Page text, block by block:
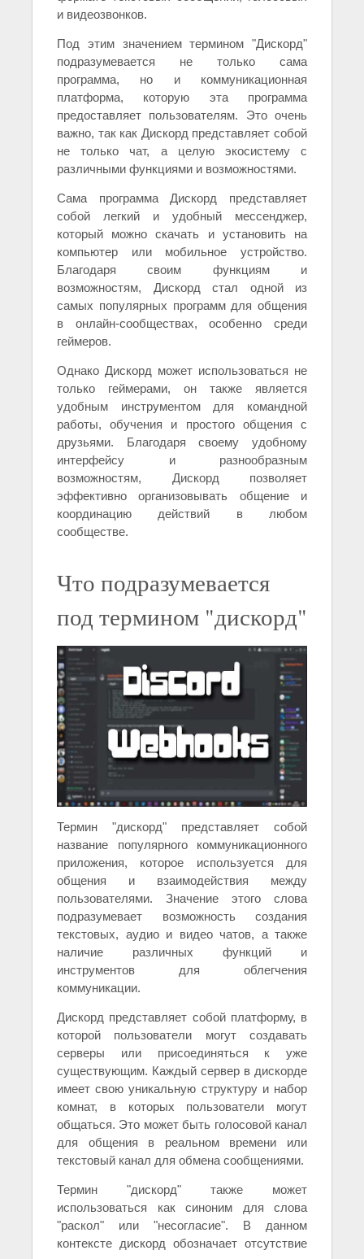
и видеозвонков.
Под этим значением термином "Дискорд"
подразумевается не только сама
программа, но и коммуникационная
платформа, которую эта программа
предоставляет пользователям. Это очень
важно, так как Дискорд представляет собой
не только чат, а целую экосистему с
различными функциями и возможностями.
Сама программа Дискорд представляет
собой легкий и удобный мессенджер,
который можно скачать и установить на
компьютер или мобильное устройство.
Благодаря своим функциям и
возможностям, Дискорд стал одной из
самых популярных программ для общения
в онлайн-сообществах, особенно среди
геймеров.
Однако Дискорд может использоваться не
только геймерами, он также является
удобным инструментом для командной
работы, обучения и простого общения с
друзьями. Благодаря своему удобному
интерфейсу и разнообразным
возможностям, Дискорд позволяет
эффективно организовывать общение и
координацию действий в любом
сообществе.
Что подразумевается
под термином "дискорд"
Термин "дискорд" представляет собой
название популярного коммуникационного
приложения, которое используется для
общения и взаимодействия между
пользователями. Значение этого слова
подразумевает возможность создания
текстовых, аудио и видео чатов, а также
наличие различных функций и
инструментов для облегчения
коммуникации.
Дискорд представляет собой платформу, в
которой пользователи могут создавать
серверы или присоединяться к уже
существующим. Каждый сервер в дискорде
имеет свою уникальную структуру и набор
комнат, в которых пользователи могут
общаться. Это может быть голосовой канал
для общения в реальном времени или
текстовый канал для обмена сообщениями.
Термин "дискорд" также может
использоваться как синоним для слова
"раскол" или "несогласие". В данном
контексте дискорд обозначает отсутствие